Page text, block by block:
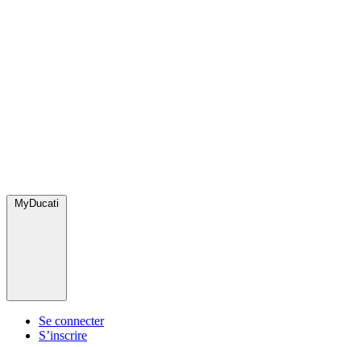
MyDucati
Se connecter
S’inscrire